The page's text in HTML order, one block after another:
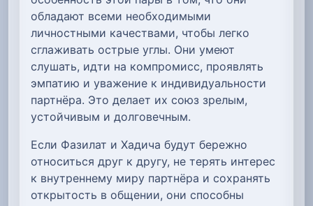
обладают всеми необходимыми
личностными качествами, чтобы легко
сглаживать острые углы. Они умеют
слушать, идти на компромисс, проявлять
эмпатию и уважение к индивидуальности
партнёра. Это делает их союз зрелым,
устойчивым и долговечным.
Если Фазилат и Хадича будут бережно
относиться друг к другу, не терять интерес
к внутреннему миру партнёра и сохранять
открытость в общении, они способны